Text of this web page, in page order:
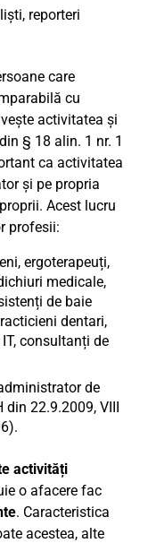
reporteri
care
cu
activitatea și
§ 18 alin. 1 nr. 1
ca activitatea
și pe propria
Acest lucru
profesii:
ergoterapeuți,
medicale,
de baie
dentari,
consultanți de
de
din 22.9.2009, VIII
activități
o afacere fac
. Caracteristica
acestea, alte